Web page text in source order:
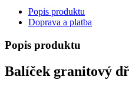
Popis produktu
Doprava a platba
Popis produktu
Balíček granitový